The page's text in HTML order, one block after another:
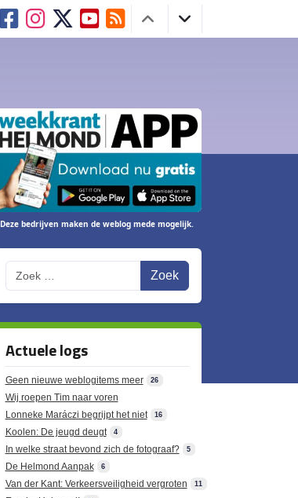
Deze bedrijven maken de weblog mede mogelijk.
Actuele logs
Geen nieuwe weblogitems meer 26
Wij roepen Tim naar voren
Lonneke Maráczi begrijpt het niet
16
Koolen: De jeugd deugt 4
In welke straat bevond zich de fotograaf? 5
De Helmond Aanpak 6
Van der Kant: Verkeersveiligheid vergroten 11